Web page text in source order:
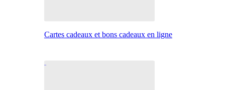
Cartes cadeaux et bons cadeaux en ligne